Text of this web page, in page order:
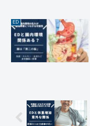
ED